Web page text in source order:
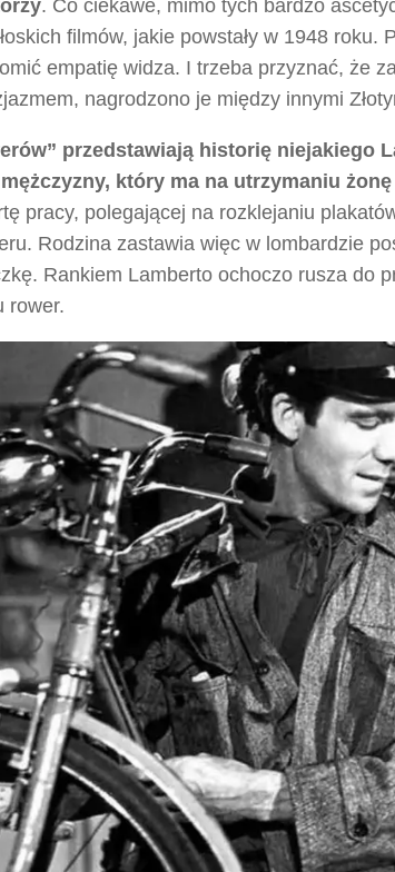
. Co ciekawe, mimo tych bardzo
filmów, jakie powstały w 1948
empatię widza. I trzeba przyznać, że
nagrodzono je między innymi
przedstawiają historię niejakiego
który ma na utrzymaniu żonę
pracy, polegającej na rozklejaniu
Rodzina zastawia więc w lombardzie
Rankiem Lamberto ochoczo rusza do
rower.